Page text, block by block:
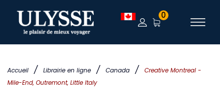
Accueil / Librairie en ligne / Canada /
Creative Montreal -
Mile-End, Outremont, Little Italy
0